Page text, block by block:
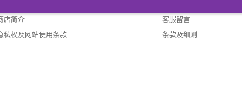
店简介
私权及网站使用条款
客服留言
条款及细则